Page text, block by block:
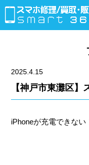
2025.4.15
【神戸市東灘区】
iPhoneが充電できない